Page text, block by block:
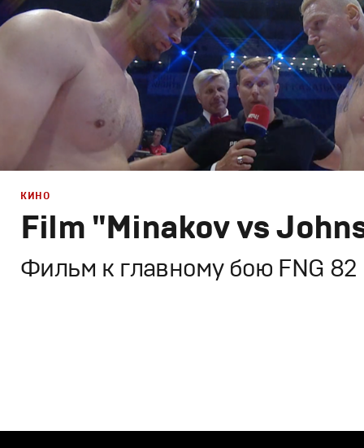
Film "Minakov vs
Фильм к главному бою FNG 82
КИНО